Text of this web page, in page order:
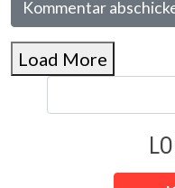
Load More